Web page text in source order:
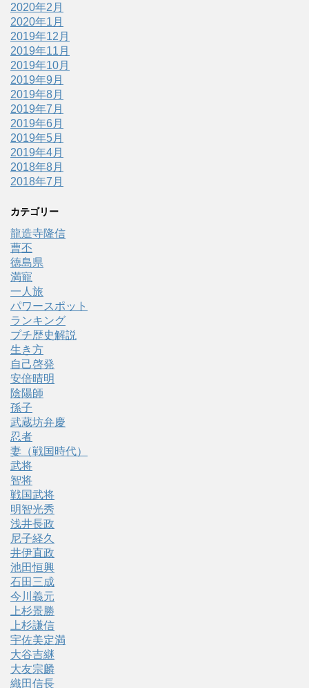
2020年2月
2020年1月
2019年12月
2019年11月
2019年10月
2019年9月
2019年8月
2019年7月
2019年6月
2019年5月
2019年4月
2018年8月
2018年7月
カテゴリー
龍造寺隆信
曹丕
徳島県
満寵
一人旅
パワースポット
ランキング
プチ歴史解説
生き方
自己啓発
安倍晴明
陰陽師
孫子
武蔵坊弁慶
忍者
妻（戦国時代）
武将
智将
戦国武将
明智光秀
浅井長政
尼子経久
井伊直政
池田恒興
石田三成
今川義元
上杉景勝
上杉謙信
宇佐美定満
大谷吉継
大友宗麟
織田信長